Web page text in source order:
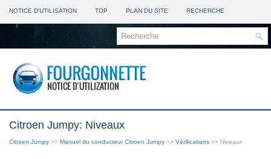
NOTICE D'UTILISATION TOP PLAN DU SITE RECHERCHE
Citroen Jumpy: Niveaux
Citroen Jumpy >> Manuel du conducteur Citroen Jumpy >> Vérifications >> Niveaux